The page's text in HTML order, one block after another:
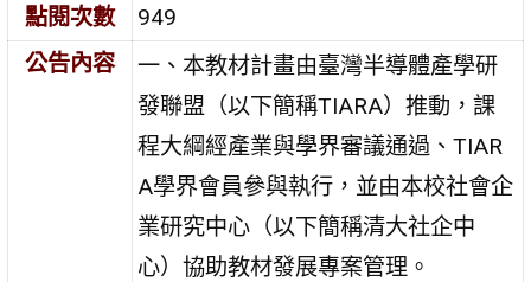
點閱次數
949
公告內容
一、本教材計畫由臺灣半導體產學研
發聯盟（以下簡稱TIARA）推動，課
程大綱經產業與學界審議通過、TIAR
A學界會員參與執行，並由本校社會企
業研究中心（以下簡稱清大社企中
心）協助教材發展專案管理。